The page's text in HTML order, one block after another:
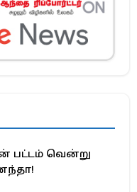
பட்டம் வென்று